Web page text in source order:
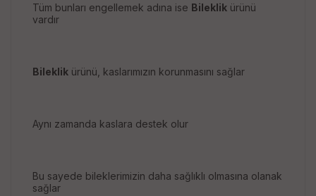
Tüm bunları engellemek adına ise Bileklik ürünü
vardır
Bileklik ürünü, kaslarımızın korunmasını sağlar
Aynı zamanda kaslara destek olur
Bu sayede bileklerimizin daha sağlıklı olmasına olanak
sağlar